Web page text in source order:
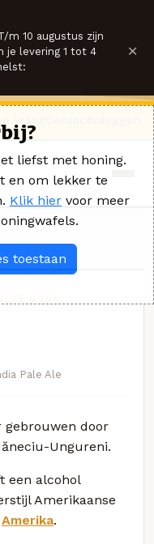
m 10 augustus zijn
je levering 1 tot 4
×
Pale Ale
gebrouwen door
Ungureni.
een alcohol
Amerikaanse
Amerika.
liefst met honing.
en om lekker te
Klik hier voor meer
toestaan